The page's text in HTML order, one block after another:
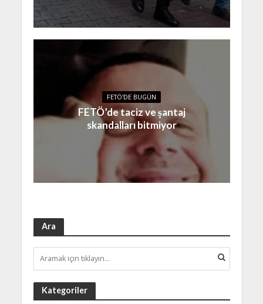
FETÖ'DE BUGÜN
FETÖ’de taciz ve şantaj
skandalları bitmiyor
Ara
Kategoriler